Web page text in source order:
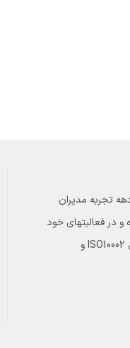
تجربه مدیران
نموده و در فعالیتهای خود
اصل مشتری مداری را با توجه به استقرار استانداردهای ISO10002 و